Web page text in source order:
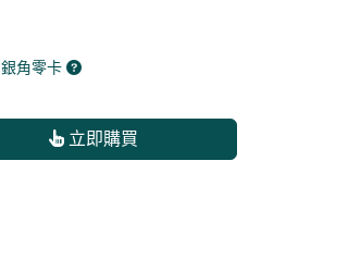
| 銀角零卡
立即購買